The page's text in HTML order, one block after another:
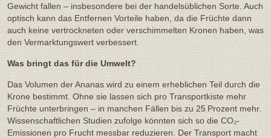
Gewicht fallen – insbesondere bei der handelsüblichen Sorte. Auch
optisch kann das Entfernen Vorteile haben, da die Früchte dann
auch keine vertrockneten oder verschimmelten Kronen haben, was
den Vermarktungswert verbessert.
Was bringt das für die Umwelt?
Das Volumen der Ananas wird zu einem erheblichen Teil durch die
Krone bestimmt. Ohne sie lassen sich pro Transportkiste mehr
Früchte unterbringen – in manchen Fällen bis zu 25 Prozent mehr.
Wissenschaftlichen Studien zufolge könnten sich so die CO₂-
Emissionen pro Frucht messbar reduzieren. Der Transport macht